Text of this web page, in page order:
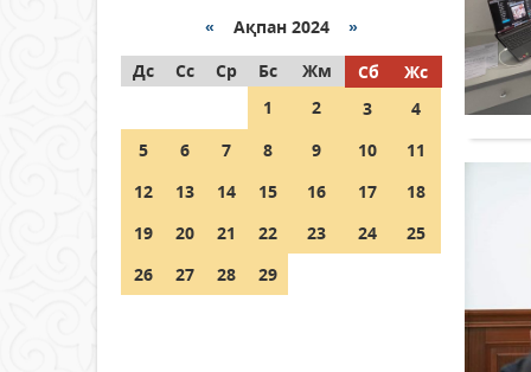
бастады
04 тамыз 2026 ж. 83
Молдовада су мен электр
енгізілді
04 тамыз 2026 ж. 97
РУСЛАН РҮСТЕМҰЛЫ ОБЛЫС
ӘКІМІНІҢ КЕҢЕСШІСІ БОЛЫП
ТАҒАЙЫНДАЛДЫ
« Ақпан 2024 »
Дс
Сс Ср Бс Жм Сб
Жс
1
2 3
4
5
6 7 8 9 10
11
12
13 14 15 16 17
18
19
20 21 22 23 24
25
26
27 28 29